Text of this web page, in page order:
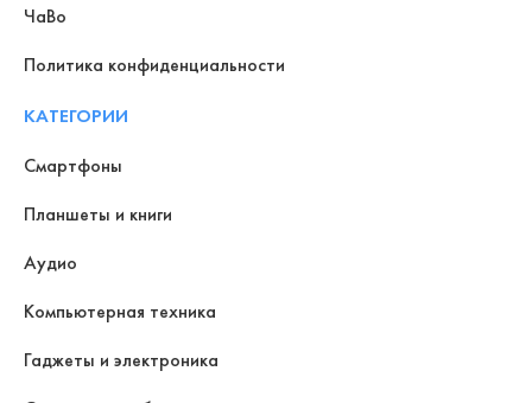
ЧаВо
Политика конфиденциальности
КАТЕГОРИИ
Смартфоны
Планшеты и книги
Аудио
Компьютерная техника
Гаджеты и электроника